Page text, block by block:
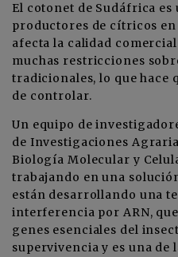
El cotonet de Sudáfrica
productores de cítricos
afecta la calidad
muchas restricciones
tradicionales, lo que hace
de controlar.
Un equipo de
de Investigaciones
Biología Molecular y
trabajando en una
están desarrollando una
interferencia por ARN,
genes esenciales del
supervivencia y es una de